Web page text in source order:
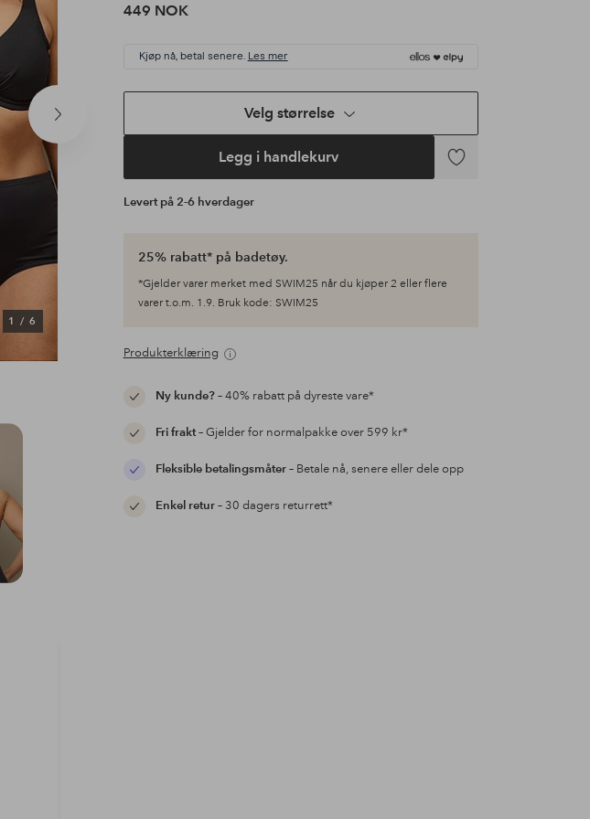
Neste
1/ 6
449 NOK
Kjøp nå, betal senere. Les mer
Velg størrelse
Legg i handlekurv
Legg
Levert på 2-6 hverdager
25% rabatt* på badetøy.
*Gjelder varer merket med SWIM25 når du kjøper 2 eller flere
varer t.o.m. 1.9. Bruk kode: SWIM25
Produkterklæring
Ny kunde?– 40% rabatt på dyreste vare*
Fri frakt– Gjelder for normalpakke over 599 kr*
Fleksible betalingsmåter– Betale nå, senere eller dele opp
Enkel retur– 30 dagers returrett*